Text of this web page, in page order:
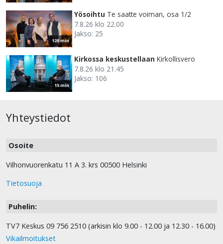
120 min
Yösoihtu Te saatte voiman, osa 1/2
7.8.26 klo 22.00
Jakso: 25
15 min
Kirkossa keskustellaan Kirkollisvero
7.8.26 klo 21.45
Jakso: 106
Yhteystiedot
Osoite
Vilhonvuorenkatu 11 A 3. krs 00500 Helsinki
Tietosuoja
Puhelin:
TV7 Keskus 09 756 2510 (arkisin klo 9.00 - 12.00 ja 12.30 - 16.00)
Vikailmoitukset